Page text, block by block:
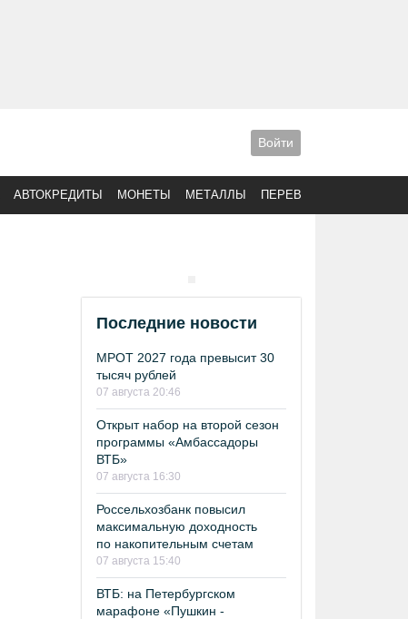
Войти
АВТОКРЕДИТЫ МОНЕТЫ МЕТАЛЛЫ ПЕРЕВОДЫ
Последние новости
МРОТ 2027 года превысит 30
тысяч рублей
07 августа 20:46
Открыт набор на второй сезон
программы «Амбассадоры
ВТБ»
07 августа 16:30
Россельхозбанк повысил
максимальную доходность
по накопительным счетам
07 августа 15:40
ВТБ: на Петербургском
марафоне «Пушкин -